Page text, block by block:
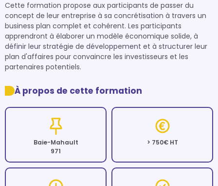
Cette formation propose aux participants de passer du
concept de leur entreprise à sa concrétisation à travers un
business plan complet et cohérent. Les participants
apprendront à élaborer un modèle économique solide, à
définir leur stratégie de développement et à structurer leur
plan d'affaires pour convaincre les investisseurs et les
partenaires potentiels.
À propos de cette formation
Baie-Mahault
971
> 750€ HT